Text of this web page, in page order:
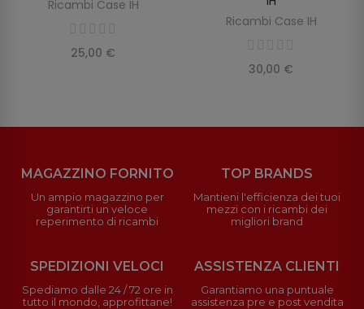
Ricambi Case IH
25,00 €
Ricambi Case IH
30,00 €
MAGAZZINO FORNITO
Un ampio magazzino per
garantirti un veloce
reperimento di ricambi
TOP BRANDS
Mantieni l'efficienza dei tuoi
mezzi con i ricambi dei
migliori brand
SPEDIZIONI VELOCI
Spediamo dalle 24 / 72 ore in
tutto il mondo, approfittane!
ASSISTENZA CLIENTI
Garantiamo una puntuale
assistenza pre e post vendita